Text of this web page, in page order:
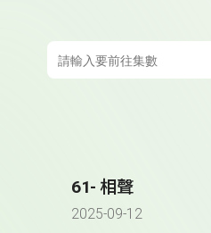
61- 相聲
2025-09-12